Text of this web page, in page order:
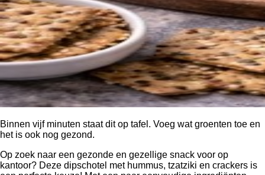
Binnen vijf minuten staat dit op tafel. Voeg wat groenten toe en
het is ook nog gezond.
Op zoek naar een gezonde en gezellige snack voor op
kantoor? Deze dipschotel met hummus, tzatziki en crackers is